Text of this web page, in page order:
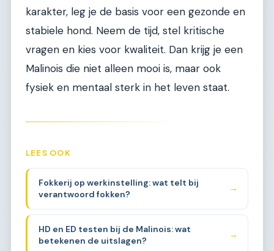
karakter, leg je de basis voor een gezonde en
stabiele hond. Neem de tijd, stel kritische
vragen en kies voor kwaliteit. Dan krijg je een
Malinois die niet alleen mooi is, maar ook
fysiek en mentaal sterk in het leven staat.
LEES OOK
Fokkerij op werkinstelling: wat telt bij
verantwoord fokken?
→
HD en ED testen bij de Malinois: wat
betekenen de uitslagen?
→